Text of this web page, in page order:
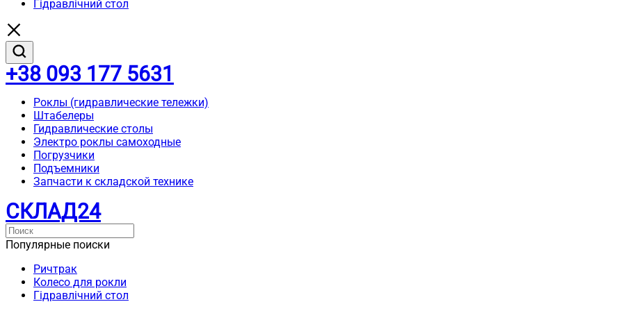
Гідравлічний стол
+38 093 177 5631
Роклы (гидравлические тележки)
Штабелеры
Гидравлические столы
Электро роклы самоходные
Погрузчики
Подъемники
Запчасти к складской технике
СКЛАД24
Популярные поиски
Ричтрак
Колесо для рокли
Гідравлічний стол